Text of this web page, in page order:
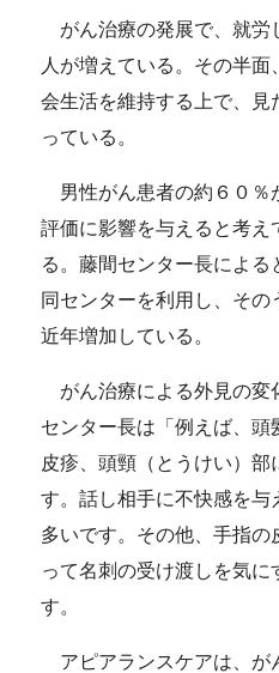
がん治療の発展で、就労
人が増えている。その半
会生活を維持する上で、見
っている。
男性がん患者の約６０％
評価に影響を与えると考え
る。藤間センター長によ
同センターを利用し、その
近年増加している。
がん治療による外見の変
センター長は「例えば、
皮疹、頭頸（とうけい）部
す。話し相手に不快感を与
多いです。その他、手指の
って名刺の受け渡しを気
す。
アピアランスケアは、が